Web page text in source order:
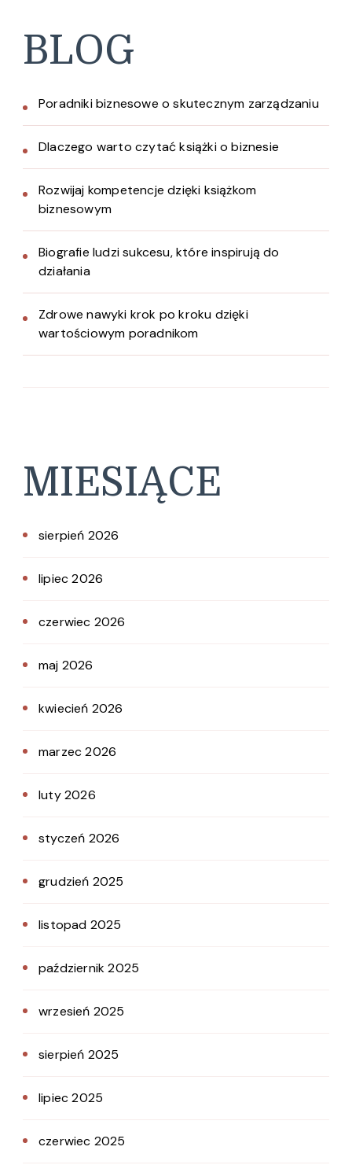
BLOG
Poradniki biznesowe o skutecznym zarządzaniu
Dlaczego warto czytać książki o biznesie
Rozwijaj kompetencje dzięki książkom
biznesowym
Biografie ludzi sukcesu, które inspirują do
działania
Zdrowe nawyki krok po kroku dzięki
wartościowym poradnikom
MIESIĄCE
sierpień 2026
lipiec 2026
czerwiec 2026
maj 2026
kwiecień 2026
marzec 2026
luty 2026
styczeń 2026
grudzień 2025
listopad 2025
październik 2025
wrzesień 2025
sierpień 2025
lipiec 2025
czerwiec 2025